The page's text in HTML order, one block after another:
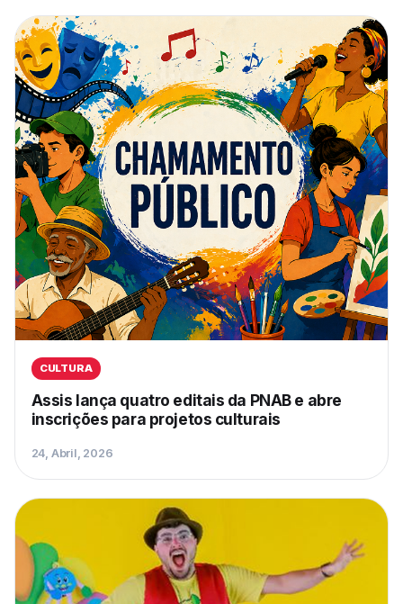
CULTURA
Assis lança quatro editais da PNAB e abre
inscrições para projetos culturais
24, Abril, 2026